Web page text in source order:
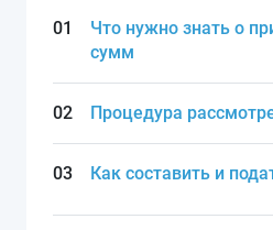
Что нужно знать о
сумм
Процедура
Как составить и